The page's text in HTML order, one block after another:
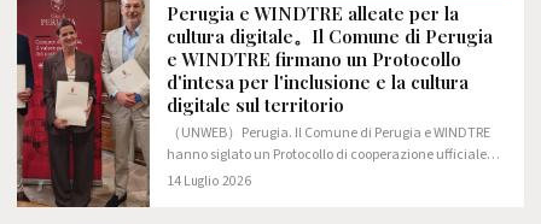
Perugia e WINDTRE alleate per la
cultura digitale。Il Comune di Perugia
e WINDTRE firmano un Protocollo
d'intesa per l'inclusione e la cultura
digitale sul territorio
（UNWEB）Perugia. Il Comune di Perugia e WINDTRE
hanno siglato un Protocollo di cooperazione ufficiale
volto a promuovere la cittadinanza digitale e l'uso
14 Luglio 2026